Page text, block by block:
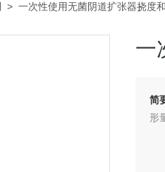
> 一次性使用无菌阴道扩张器挠度
一
简
形